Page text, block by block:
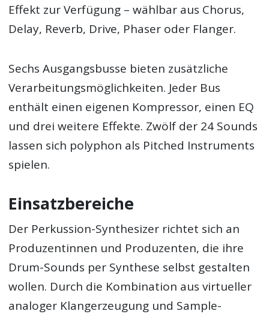
Effekt zur Verfügung – wählbar aus Chorus,
Delay, Reverb, Drive, Phaser oder Flanger.
Sechs Ausgangsbusse bieten zusätzliche
Verarbeitungsmöglichkeiten. Jeder Bus
enthält einen eigenen Kompressor, einen EQ
und drei weitere Effekte. Zwölf der 24 Sounds
lassen sich polyphon als Pitched Instruments
spielen.
Einsatzbereiche
Der Perkussion-Synthesizer richtet sich an
Produzentinnen und Produzenten, die ihre
Drum-Sounds per Synthese selbst gestalten
wollen. Durch die Kombination aus virtueller
analoger Klangerzeugung und Sample-